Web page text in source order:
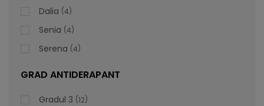
Dalia 4
Senia 4
Serena 4
GRAD ANTIDERAPANT
Gradul 3 12